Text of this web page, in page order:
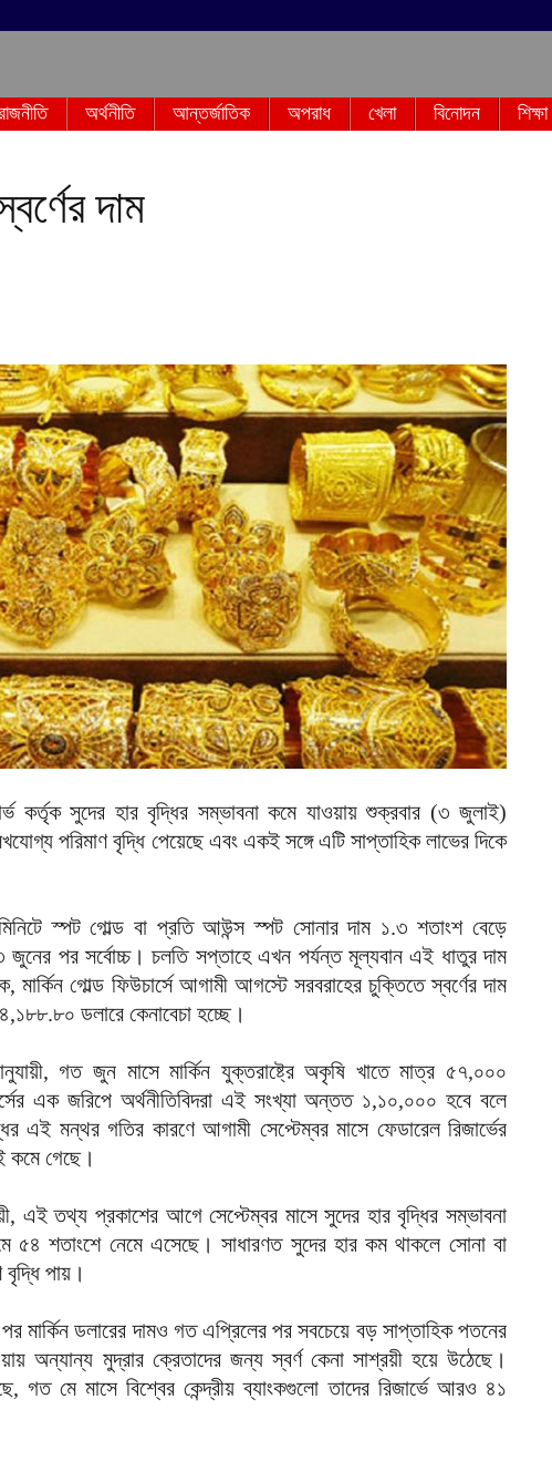
অর্থনীতি আন্তর্জাতিক অপরাধ খেলা বিনোদন শিক্ষা
দাম
কর্তৃক সুদের হার বৃদ্ধির সম্ভাবনা কমে যাওয়ায় শুক্রবার (৩ জুলাই)
পরিমাণ বৃদ্ধি পেয়েছে এবং একই সঙ্গে এটি সাপ্তাহিক লাভের দিকে
স্পট গোল্ড বা প্রতি আউন্স স্পট সোনার দাম ১.৩ শতাংশ বেড়ে
পর সর্বোচ্চ। চলতি সপ্তাহে এখন পর্যন্ত মূল্যবান এই ধাতুর দাম
গোল্ড ফিউচার্সে আগামী আগস্টে সরবরাহের চুক্তিতে স্বর্ণের দাম
ডলারে কেনাবেচা হচ্ছে।
গত জুন মাসে মার্কিন যুক্তরাষ্ট্রে অকৃষি খাতে মাত্র ৫৭,০০০
এক জরিপে অর্থনীতিবিদরা এই সংখ্যা অন্তত ১,১০,০০০ হবে বলে
এই মন্থর গতির কারণে আগামী সেপ্টেম্বর মাসে ফেডারেল রিজার্ভের
কমে গেছে।
এই তথ্য প্রকাশের আগে সেপ্টেম্বর মাসে সুদের হার বৃদ্ধির সম্ভাবনা
৫৪ শতাংশে নেমে এসেছে। সাধারণত সুদের হার কম থাকলে সোনা বা
পায়।
মার্কিন ডলারের দামও গত এপ্রিলের পর সবচেয়ে বড় সাপ্তাহিক পতনের
অন্যান্য মুদ্রার ক্রেতাদের জন্য স্বর্ণ কেনা সাশ্রয়ী হয়ে উঠেছে।
গত মে মাসে বিশ্বের কেন্দ্রীয় ব্যাংকগুলো তাদের রিজার্ভে আরও ৪১